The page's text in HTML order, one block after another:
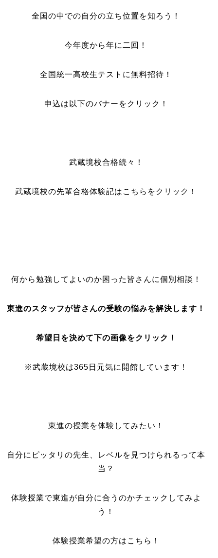
全国の中での自分の立ち位置を知ろう！
今年度から年に二回！
全国統一高校生テストに無料招待！
申込は以下のバナーをクリック！
武蔵境校合格続々！
武蔵境校の先輩合格体験記はこちらをクリック！
何から勉強してよいのか困った皆さんに個別相談！
東進のスタッフが皆さんの受験の悩みを解決します！
希望日を決めて下の画像をクリック！
※武蔵境校は365日元気に開館しています！
東進の授業を体験してみたい！
自分にピッタリの先生、レベルを見つけられるって本
当？
体験授業で東進が自分に合うのかチェックしてみよ
う！
体験授業希望の方はこちら！